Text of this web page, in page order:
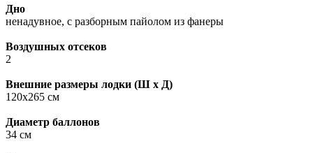
Дно
ненадувное, с разборным пайолом из фанеры
Воздушных отсеков
2
Внешние размеры лодки (Ш х Д)
120х265 см
Диаметр баллонов
34 см